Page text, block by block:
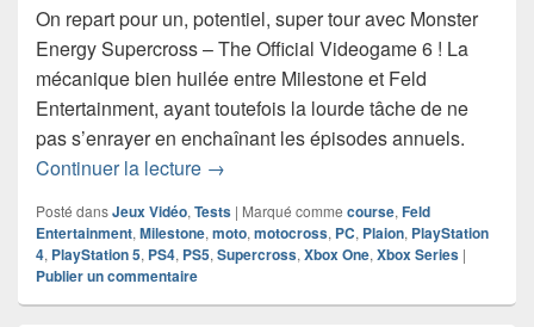
On repart pour un, potentiel, super tour avec Monster
Energy Supercross – The Official Videogame 6 ! La
mécanique bien huilée entre Milestone et Feld
Entertainment, ayant toutefois la lourde tâche de ne
pas s’enrayer en enchaînant les épisodes annuels.
Continuer la lecture Chronique Jeu Vidéo Monster
→
Posté dansJeux Vidéo, Tests | Marqué comme course, Feld
Entertainment, Milestone, moto, motocross, PC, Plaion, PlayStation
4, PlayStation 5, PS4, PS5, Supercross, Xbox One, Xbox Series |
Publier un commentaire